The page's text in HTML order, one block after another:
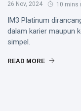
26 Nov, 2024 10 mins
IM3 Platinum
dalam karier maupun
simpel.
READ MORE